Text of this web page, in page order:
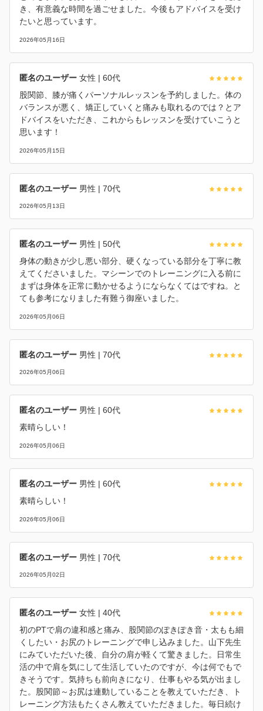
き、有意義な時間を過ごせました。今後もアドバイスを受け
たいと思っています。
2026年05月16日
匿名のユーザー 女性 | 60代
股関節、膝が痛くパーソナルレッスンを予約しました。体の
バランスが悪く、矯正していくと痛みも取れるのでは？とア
ドバイスをいただき、これからもレッスンを受けていこうと
思います！
2026年05月15日
匿名のユーザー 男性 | 70代
2026年05月13日
匿名のユーザー 男性 | 50代
身体の動きが少し悪い部分、硬くなっている部分を丁寧に教
えてくださいました。マシーンでのトレーニングに入る前に
まずは身体を正常に動かせるようにならなくてはですね。と
ても参考になりました有難う御座いました。
2026年05月06日
匿名のユーザー 男性 | 70代
2026年05月06日
匿名のユーザー 男性 | 60代
素晴らしい！
2026年05月06日
匿名のユーザー 男性 | 60代
素晴らしい！
2026年05月06日
匿名のユーザー 男性 | 70代
2026年05月02日
匿名のユーザー 女性 | 40代
初のPTで肩の違和感と痛み、股関節のぽきぽき音・太もも細
くしたい・お尻のトレーニングで申し込みました。山下先生
にみていただいた後、自分の肩が軽くて驚きました。日常生
活の中で肩を気にして生活していたのですが、今は何でもで
きそうです。気持ちも前向きになり、仕事もやる気が出まし
た。股関節～お尻は連動していることを教えていただき、ト
レーニング方法もたくさん教えていただきました。毎日続け